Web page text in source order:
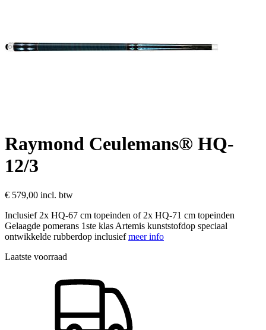
Raymond Ceulemans® HQ-
12/3
€ 579,00 incl. btw
Inclusief 2x HQ-67 cm topeinden of 2x HQ-71 cm topeinden
Gelaagde pomerans 1ste klas Artemis kunststofdop speciaal
ontwikkelde rubberdop inclusiefmeer info
Laatste voorraad